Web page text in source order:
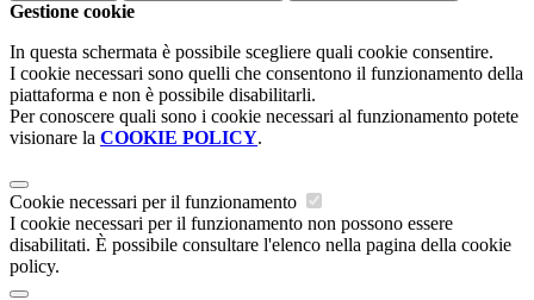
Gestione cookie
In questa schermata è possibile scegliere quali cookie consentire.
I cookie necessari sono quelli che consentono il funzionamento della
piattaforma e non è possibile disabilitarli.
Per conoscere quali sono i cookie necessari al funzionamento potete
visionare la COOKIE POLICY.
Cookie necessari per il funzionamento
I cookie necessari per il funzionamento non possono essere
disabilitati. È possibile consultare l'elenco nella pagina della cookie
policy.